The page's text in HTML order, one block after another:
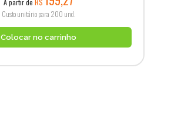
Custo unitário para 200 und.
Colocar no carrinho